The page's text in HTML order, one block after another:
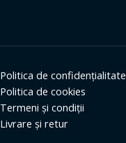
Politica de confidențialitate
Politica de cookies
Termeni și condiții
Livrare și retur